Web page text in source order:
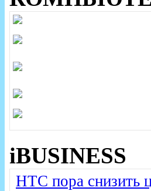
iBUSINESS
HTC пора снизить